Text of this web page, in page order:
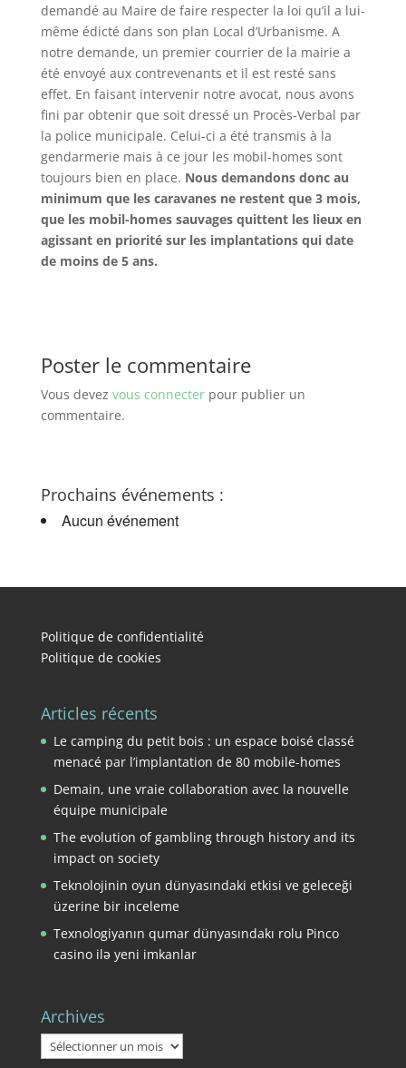
demandé au Maire de faire respecter la loi qu’il a lui-
même édicté dans son plan Local d’Urbanisme. A
notre demande, un premier courrier de la mairie a
été envoyé aux contrevenants et il est resté sans
effet. En faisant intervenir notre avocat, nous avons
fini par obtenir que soit dressé un Procès-Verbal par
la police municipale. Celui-ci a été transmis à la
gendarmerie mais à ce jour les mobil-homes sont
toujours bien en place. Nous demandons donc au
minimum que les caravanes ne restent que 3 mois,
que les mobil-homes sauvages quittent les lieux en
agissant en priorité sur les implantations qui date
de moins de 5 ans.
Poster le commentaire
Vous devez vous connecterpour publier un
commentaire.
Prochains événements :
Aucun événement
Politique de confidentialité
Politique de cookies
Articles récents
Le camping du petit bois : un espace boisé classé
menacé par l’implantation de 80 mobile-homes
Demain, une vraie collaboration avec la nouvelle
équipe municipale
The evolution of gambling through history and its
impact on society
Teknolojinin oyun dünyasındaki etkisi ve geleceği
üzerine bir inceleme
Texnologiyanın qumar dünyasındakı rolu Pinco
casino ilə yeni imkanlar
Archives
Archives